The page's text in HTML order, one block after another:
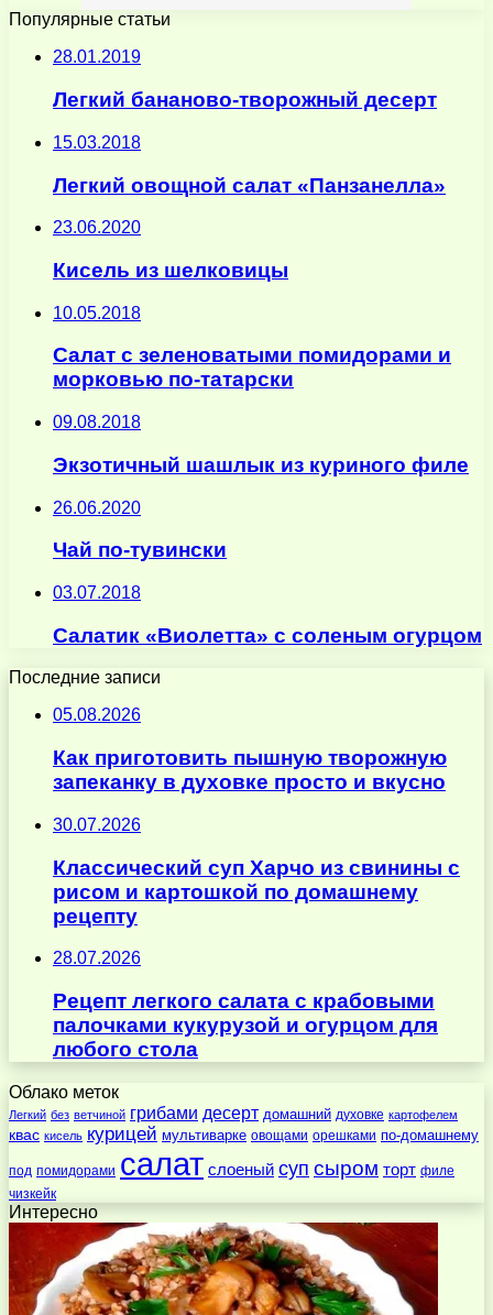
Популярные статьи
28.01.2019
Легкий бананово-творожный десерт
15.03.2018
Легкий овощной салат «Панзанелла»
23.06.2020
Кисель из шелковицы
10.05.2018
Салат с зеленоватыми помидорами и
морковью по-татарски
09.08.2018
Экзотичный шашлык из куриного филе
26.06.2020
Чай по-тувински
03.07.2018
Салатик «Виолетта» с соленым огурцом
Последние записи
05.08.2026
Как приготовить пышную творожную
запеканку в духовке просто и вкусно
30.07.2026
Классический суп Харчо из свинины с
рисом и картошкой по домашнему
рецепту
28.07.2026
Рецепт легкого салата с крабовыми
палочками кукурузой и огурцом для
любого стола
Облако меток
Легкий без ветчиной грибами десерт домашний духовке картофелем
квас кисель курицей мультиварке овощами орешками по-домашнему
под помидорами салат слоеный суп сыром торт филе
чизкейк
Интересно